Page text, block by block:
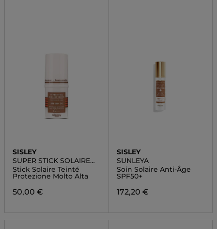
SISLEY
SUPER STICK SOLAIRE
TEINTÉ SPF 50+
Stick Solaire Teinté
Protezione Molto Alta
50,00 €
SISLEY
SUNLEYA
Soin Solaire Anti-Âge
SPF50+
172,20 €